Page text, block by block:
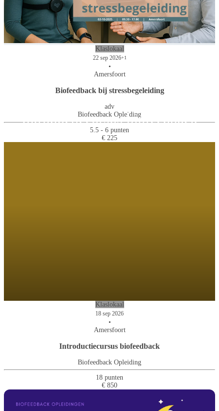
Klaslokaal
22 sep 2026+1
•
Amersfoort
Biofeedback bij stressbegeleiding
adv
Biofeedback Opleiding
5.5 - 6 punten
€ 225
Introductiecursus biofeedback
Klaslokaal
18 sep 2026
•
Amersfoort
Introductiecursus biofeedback
Biofeedback Opleiding
18 punten
€ 850